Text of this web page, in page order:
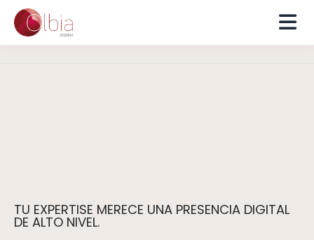
TU EXPERTISE MERECE UNA PRESENCIA DIGITAL
DE ALTO NIVEL.